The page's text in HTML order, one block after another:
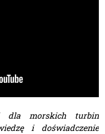
dla morskich turbin
i doświadczenie